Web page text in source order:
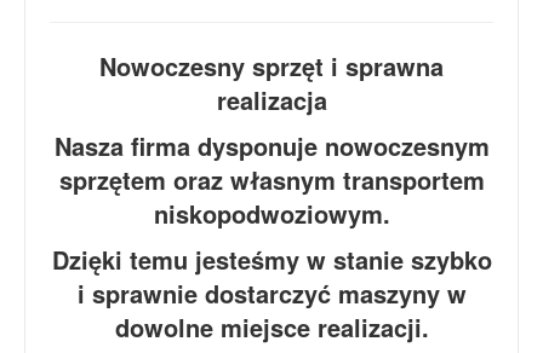
Nowoczesny sprzęt i sprawna
realizacja
Nasza firma dysponuje nowoczesnym
sprzętem oraz własnym transportem
niskopodwoziowym.
Dzięki temu jesteśmy w stanie szybko
i sprawnie dostarczyć maszyny w
dowolne miejsce realizacji.